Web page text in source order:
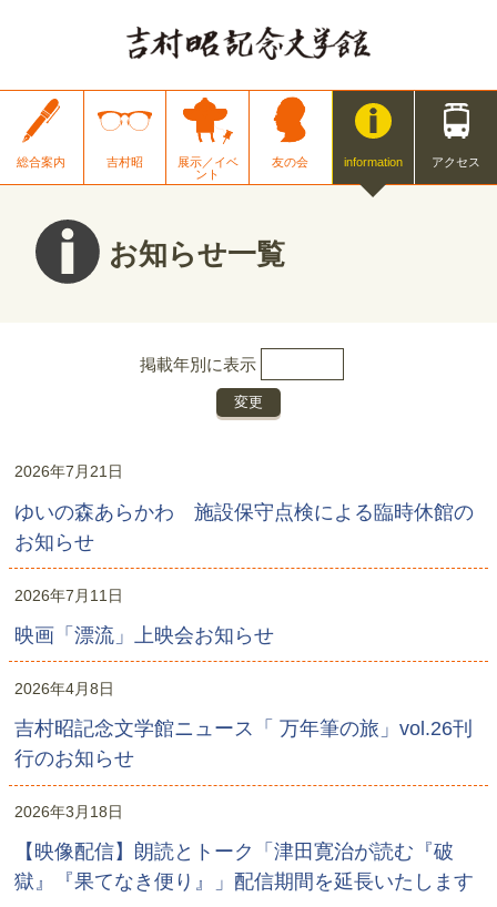
総合案内 吉村昭
展示／イベ
ント
友の会 information アクセス
お知らせ一覧
掲載年別に表示
2026年7月21日
ゆいの森あらかわ 施設保守点検による臨時休館の
お知らせ
2026年7月11日
映画「漂流」上映会お知らせ
2026年4月8日
吉村昭記念文学館ニュース「 万年筆の旅」vol.26刊
行のお知らせ
2026年3月18日
【映像配信】朗読とトーク「津田寛治が読む『破
獄』『果てなき便り』」配信期間を延長いたします